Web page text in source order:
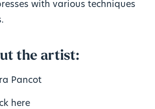
with various techniques
the artist:
Pancot
here